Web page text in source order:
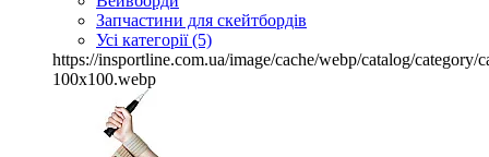
Запчастини для скейтбордів
Усі категорії (5)
https://insportline.com.ua/image/cache/webp/catalog/category/
100x100.webp